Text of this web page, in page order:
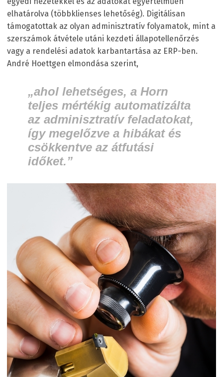
elhatárolva (többklienses lehetőség). Digitálisan
támogatottak az olyan adminisztratív folyamatok, mint a
szerszámok átvétele utáni kezdeti állapotellenőrzés
vagy a rendelési adatok karbantartása az ERP-ben.
André Hoettgen elmondása szerint,
„ahol lehetséges, a Horn
teljes mértékig automatizálta
az adminisztratív feladatokat,
így megelőzve a hibákat és
csökkentve az átfutási
időket.”